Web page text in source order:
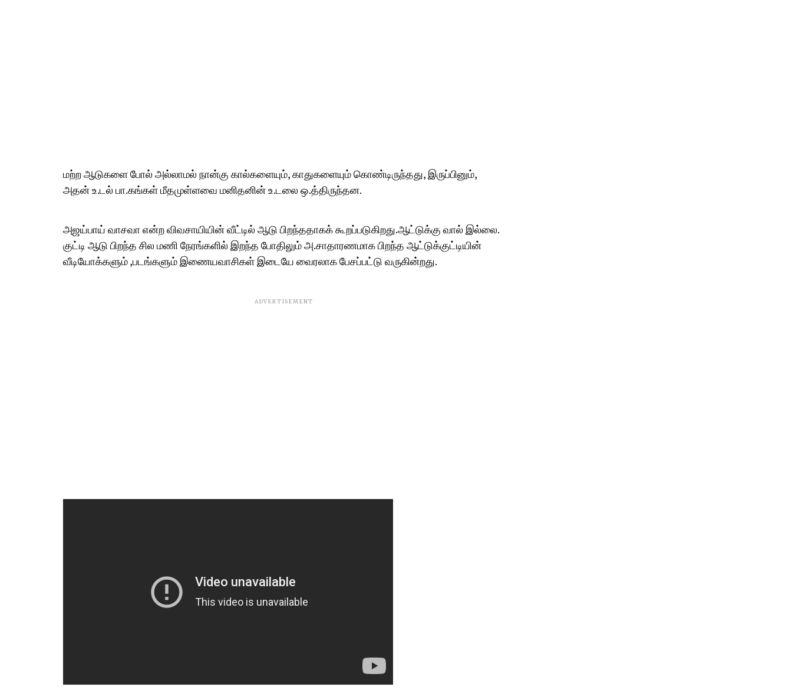
மற்ற ஆடுகளை போல் அல்லாமல் நான்கு கால்களையும், காதுகளையும் கொண்டிருந்தது, இருப்பினும்,
அதன் உ.டல் பா.கங்கள் மீதமுள்ளவை மனிதனின் உ.டலை ஒ.த்திருந்தன.
அஜய்பாய் வாசவா என்ற விவசாயியின் வீட்டில் ஆடு பிறந்ததாகக் கூறப்படுகிறது.ஆட்டுக்கு வால் இல்லை.
குட்டி ஆடு பிறந்த சில மணி நேரங்களில் இறந்த போதிலும் அ.சாதாரணமாக பிறந்த ஆட்டுக்குட்டியின்
வீடியோக்களும் ,படங்களும் இணையவாசிகள் இடையே வைரலாக பேசப்பட்டு வருகின்றது.
ADVERTISEMENT